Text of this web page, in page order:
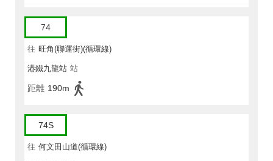
74
往 旺角(聯運街)(循環線)
港鐵九龍站 站
距離 190m
74S
往 何文田山道(循環線)